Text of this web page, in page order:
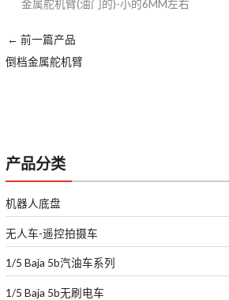
产品分类
机器人底盘
无人车-遥控拍摄车
1/5 Baja 5b汽油车系列
1/5 Baja 5b无刷电车
金属舵机臂(油门的)-小的6MM左右
← 前一篇产品
倒档金属舵机臂